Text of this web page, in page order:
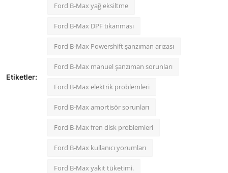
Etiketler:
Ford B-Max yağ eksiltme
Ford B-Max DPF tıkanması
Ford B-Max Powershift şanzıman arızası
Ford B-Max manuel şanzıman sorunları
Ford B-Max elektrik problemleri
Ford B-Max amortisör sorunları
Ford B-Max fren disk problemleri
Ford B-Max kullanıcı yorumları
Ford B-Max yakıt tüketimi.